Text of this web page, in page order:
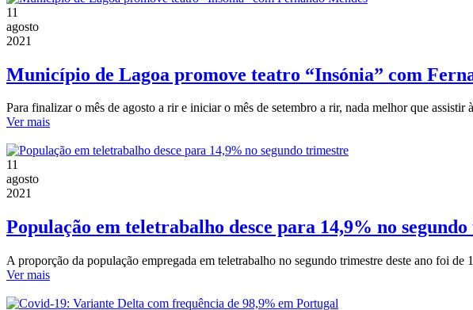
11
agosto
2021
Município de Lagoa promove teatro “Insónia” com
Para finalizar o mês de agosto a rir e iniciar o mês de setembro a rir, nada melhor que
Ver mais
11
agosto
2021
População em teletrabalho desce para 14,9% no
A proporção da população empregada em teletrabalho no segundo trimestre deste ano foi
Ver mais